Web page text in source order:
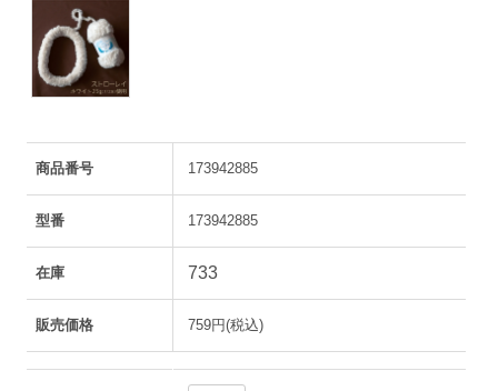
商品番号 173942885
型番 173942885
在庫 733
販売価格 759円(税込)